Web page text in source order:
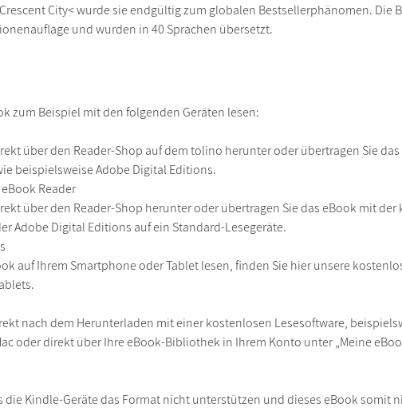
City< wurde sie endgültig zum globalen Bestsellerphänomen. Die
und wurden in 40 Sprachen übersetzt.
zum Beispiel mit den folgenden Geräten lesen:
über den Reader-Shop auf dem tolino herunter oder übertragen Sie
beispielsweise Adobe Digital Editions.
eBook Reader
über den Reader-Shop herunter oder übertragen Sie das eBook mit
Adobe Digital Editions auf ein Standard-Lesegeräte.
auf Ihrem Smartphone oder Tablet lesen, finden Sie hier unsere
nach dem Herunterladen mit einer kostenlosen Lesesoftware,
Mac oder direkt über Ihre eBook-Bibliothek in Ihrem Konto unter „Meine
die Kindle-Geräte das Format nicht unterstützen und dieses eBook somit